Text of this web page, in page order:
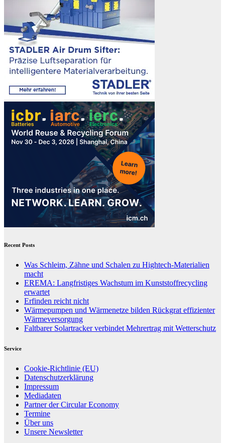
Recent Posts
Was Schleim, Zähne und Schalen zu Hightech-Materialien
macht
EREMA: Langfristiges Wachstum im Kunststoffrecycling
erwartet
Erfinden reicht nicht
Wärmepumpen und Wärmenetze bilden Rückgrat effizienter
Wärmeversorgung
Faltbarer Solartracker verbindet Mehrertrag mit Wetterschutz
Service
Cookie-Richtlinie (EU)
Datenschutzerklärung
Impressum
Mediadaten
Partner der Circular Economy
Termine
Über uns
Unsere Newsletter